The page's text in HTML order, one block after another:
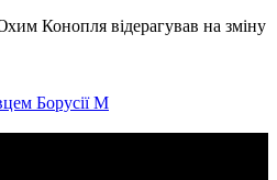
Конопля відерагував на зміну
Борусії М